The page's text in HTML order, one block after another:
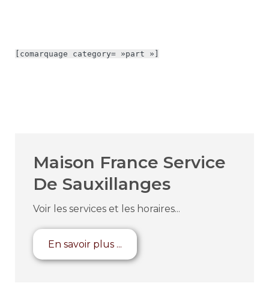
[comarquage category= »part »]
Maison France Service
De Sauxillanges
Voir les services et les horaires...
En savoir plus ...